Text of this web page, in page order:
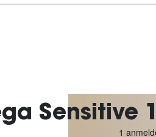
Sensitive